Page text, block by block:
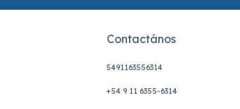
Contactános
5491163556314
+54 9 11 6355-6314